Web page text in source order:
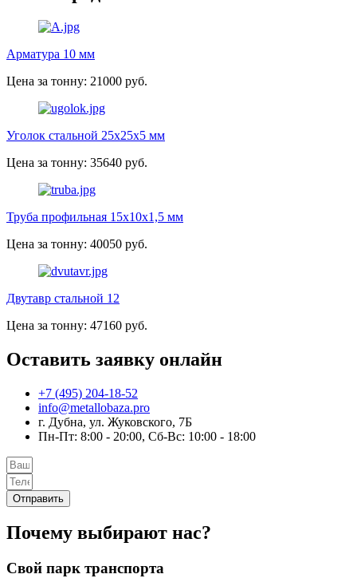
Арматура 10 мм
Цена за тонну: 21000 руб.
Уголок стальной 25х25х5 мм
Цена за тонну: 35640 руб.
Труба профильная 15х10х1,5 мм
Цена за тонну: 40050 руб.
Двутавр стальной 12
Цена за тонну: 47160 руб.
Оставить заявку онлайн
+7 (495) 204-18-52
info@metallobaza.pro
г. Дубна, ул. Жуковского, 7Б
Пн-Пт: 8:00 - 20:00, Сб-Вс: 10:00 - 18:00
Отправить
Почему выбирают нас?
Свой парк транспорта